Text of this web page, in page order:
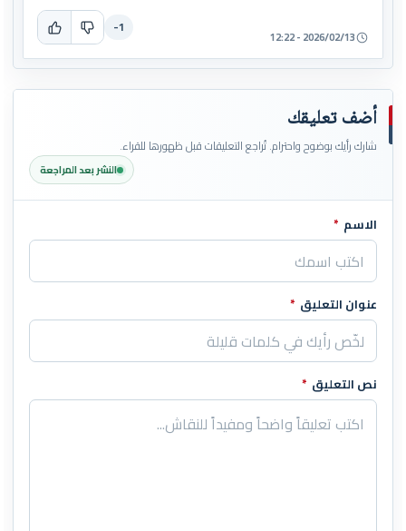
2026/02/13 - 12:22
-1
أضف تعليقك
شارك رأيك بوضوح واحترام. تُراجع التعليقات قبل ظهورها للقراء.
النشر بعد المراجعة
اترك هذا الحقل فارغاً
الاسم *
عنوان التعليق *
نص التعليق *